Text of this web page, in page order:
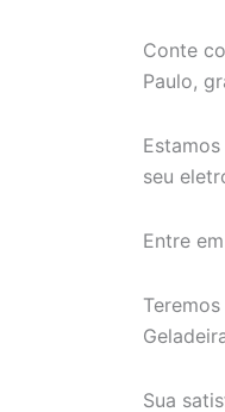
Conte
Paulo,
seu
Entre
Sua